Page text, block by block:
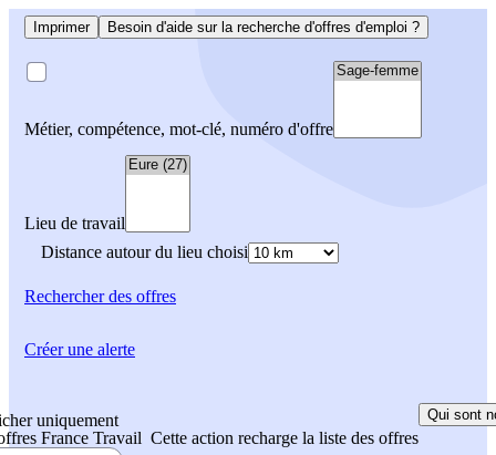
Imprimer Besoin d'aide sur la recherche d'offres d'emploi ?
Métier, compétence, mot-clé, numéro d'offre
Lieu de travail
Distance autour du lieu choisi
Rechercherdes offres
uniquement
France Travail Cette action recharge la liste des offres
Qui sont
Créer une alerte